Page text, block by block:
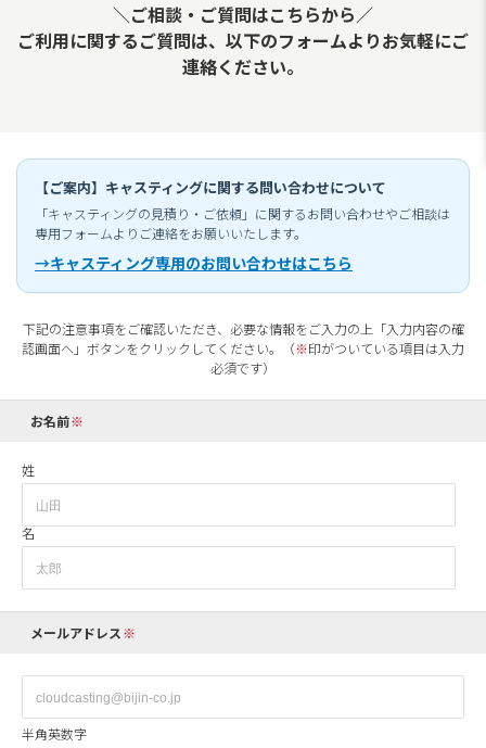
＼ご相談・ご質問はこちらから／
ご利用に関するご質問は、以下のフォームよりお気軽にご
連絡ください。
【ご案内】キャスティングに関する問い合わせについて
「キャスティングの見積り・ご依頼」に関するお問い合わせやご相談は
専用フォームよりご連絡をお願いいたします。
→キャスティング専用のお問い合わせはこちら
下記の注意事項をご確認いただき、必要な情報をご入力の上「入力内容の確
認画面へ」ボタンをクリックしてください。（※印がついている項目は入力
必須です）
お名前
姓
名
メールアドレス
半角英数字